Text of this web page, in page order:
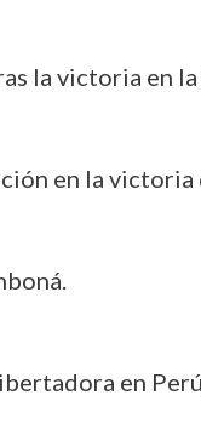
la victoria en
en la victoria
en